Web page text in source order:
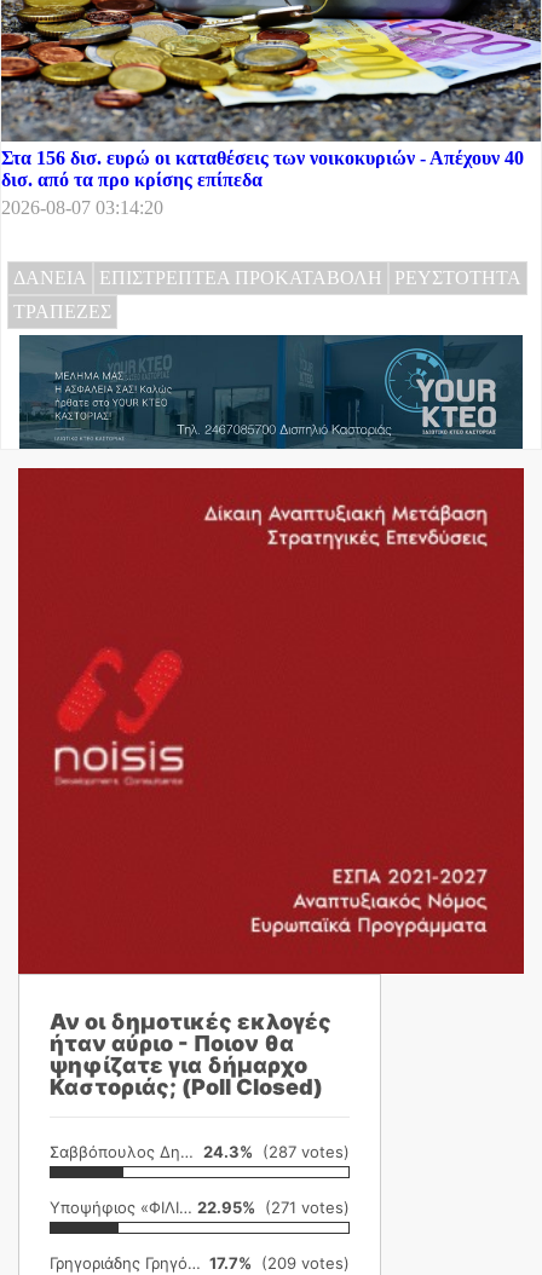
Στα 156 δισ. ευρώ οι καταθέσεις των νοικοκυριών - Απέχουν 40
δισ. από τα προ κρίσης επίπεδα
2026-08-07 03:14:20
ΔΑΝΕΙΑ ΕΠΙΣΤΡΕΠΤΕΑ ΠΡΟΚΑΤΑΒΟΛΗ
ΡΕΥΣΤΟΤΗΤΑ
ΤΡΑΠΕΖΕΣ
Αν οι δημοτικές εκλογές
ήταν αύριο - Ποιον θα
ψηφίζατε για δήμαρχο
Καστοριάς; (Poll Closed)
Σαββόπουλος Δημήτρης 24.3% (287 votes)
Υποψήφιος «ΦΙΛΙΚΗ ΕΤΑΙΡΕΙΑ» 22.95% (271 votes)
Γρηγοριάδης Γρηγόρης 17.7% (209 votes)